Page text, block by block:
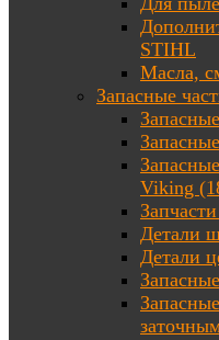
STIHL
Масла,
Запасные
Viking
Детали
Детали